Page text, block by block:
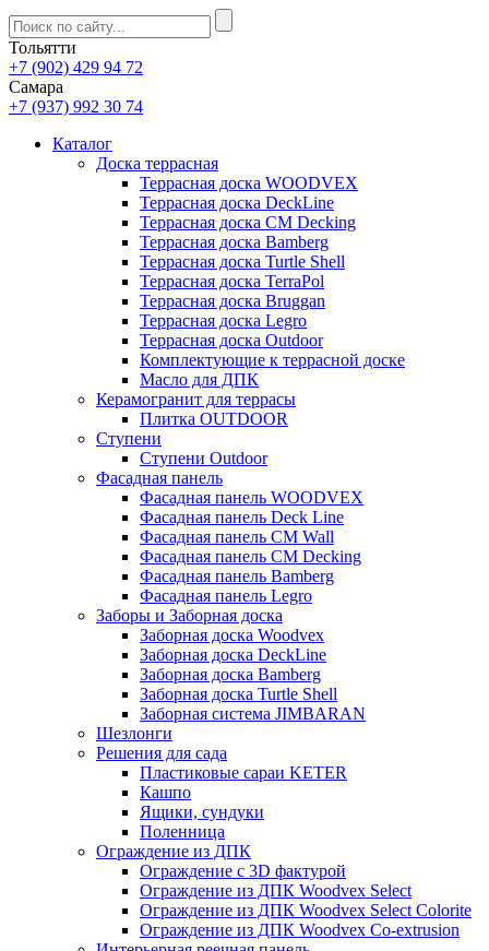
Тольятти
+7 (902) 429 94 72
Самара
+7 (937) 992 30 74
Каталог
Доска террасная
Террасная доска WOODVEX
Террасная доска DeckLine
Террасная доска CM Decking
Террасная доска Bamberg
Террасная доска Turtle Shell
Террасная доска TerraPol
Террасная доска Bruggan
Террасная доска Legro
Террасная доска Outdoor
Комплектующие к террасной доске
Масло для ДПК
Керамогранит для террасы
Плитка OUTDOOR
Ступени
Ступени Outdoor
Фасадная панель
Фасадная панель WOODVEX
Фасадная панель Deck Line
Фасадная панель CM Wall
Фасадная панель CM Decking
Фасадная панель Bamberg
Фасадная панель Legro
Заборы и Заборная доска
Заборная доска Woodvex
Заборная доска DeckLine
Заборная доска Bamberg
Заборная доска Turtle Shell
Заборная система JIMBARAN
Шезлонги
Решения для сада
Пластиковые сараи KETER
Кашпо
Ящики, сундуки
Поленница
Ограждение из ДПК
Ограждение с 3D фактурой
Ограждение из ДПК Woodvex Select
Ограждение из ДПК Woodvex Select Colorite
Ограждение из ДПК Woodvex Co-extrusion